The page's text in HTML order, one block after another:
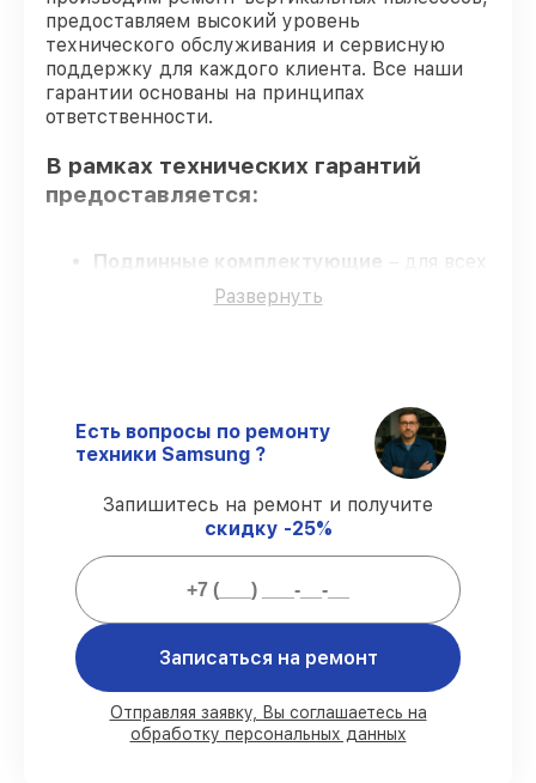
предоставляем высокий уровень
технического обслуживания и сервисную
поддержку для каждого клиента. Все наши
гарантии основаны на принципах
ответственности.
В рамках технических гарантий
предоставляется:
Подлинные комплектующие
– для всех
видов сервиса вертикальных пылесосов
применяются только оригинальные
гарантируем завершение сервиса без
задержек.
проводится с соблюдением гарантийных
обязательств.
Гарантии сервиса на починку
вертикальных пылесосов:
80%работ выполняем при клиенте
90%комплектующих имеются в
наличии, остальное доставляем быстро
Развернуть
Есть вопросы по ремонту
техники Samsung ?
Запишитесь на ремонт и получите
скидку -25%
Записаться на ремонт
Отправляя заявку, Вы соглашаетесь на
обработку персональных данных